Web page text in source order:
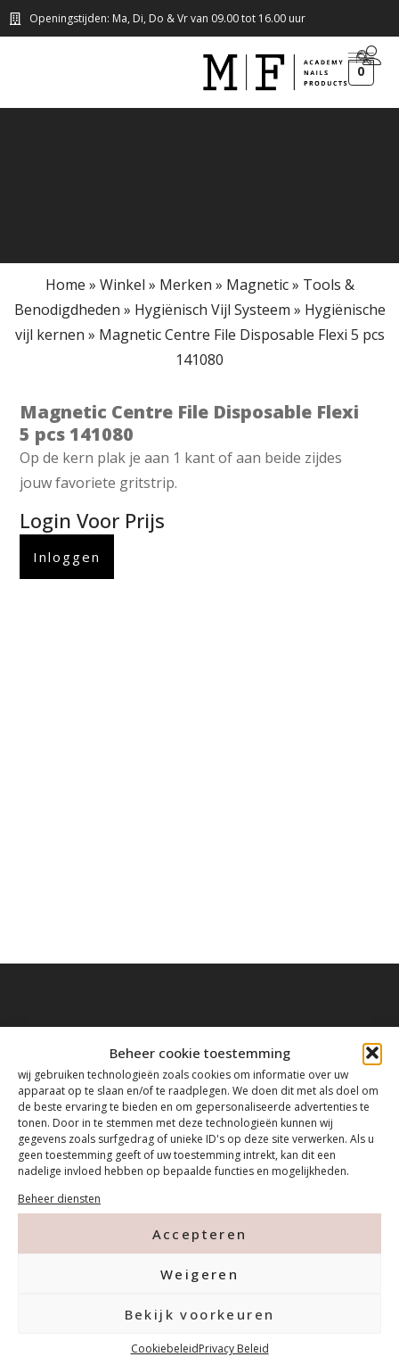
Beheer cookie toestemming
wij gebruiken technologieën zoals cookies om informatie over uw
apparaat op te slaan en/of te raadplegen. We doen dit met als doel om
de beste ervaring te bieden en om gepersonaliseerde advertenties te
tonen. Door in te stemmen met deze technologieën kunnen wij
gegevens zoals surfgedrag of unieke ID's op deze site verwerken. Als u
geen toestemming geeft of uw toestemming intrekt, kan dit een
nadelige invloed hebben op bepaalde functies en mogelijkheden.
Beheer diensten
Accepteren
Weigeren
Bekijk voorkeuren
CookiebeleidPrivacy Beleid
Openingstijden: Ma, Di, Do & Vr van 09.00 tot 16.00 uur
0
Home » Winkel » Merken » Magnetic» Tools &
Benodigdheden » Hygiënisch Vijl Systeem » Hygiënische
vijl kernen » Magnetic Centre File Disposable Flexi 5 pcs
141080
Magnetic Centre File Disposable Flexi
5 pcs 141080
Op de kern plak je aan 1 kant of aan beide zijdes
jouw favoriete gritstrip.
Login Voor Prijs
Inloggen
Contact
Tanthofdreef 7 2623 EW Delft
015-2120822
info@mfacademy.nl
Betalen & Verzenden